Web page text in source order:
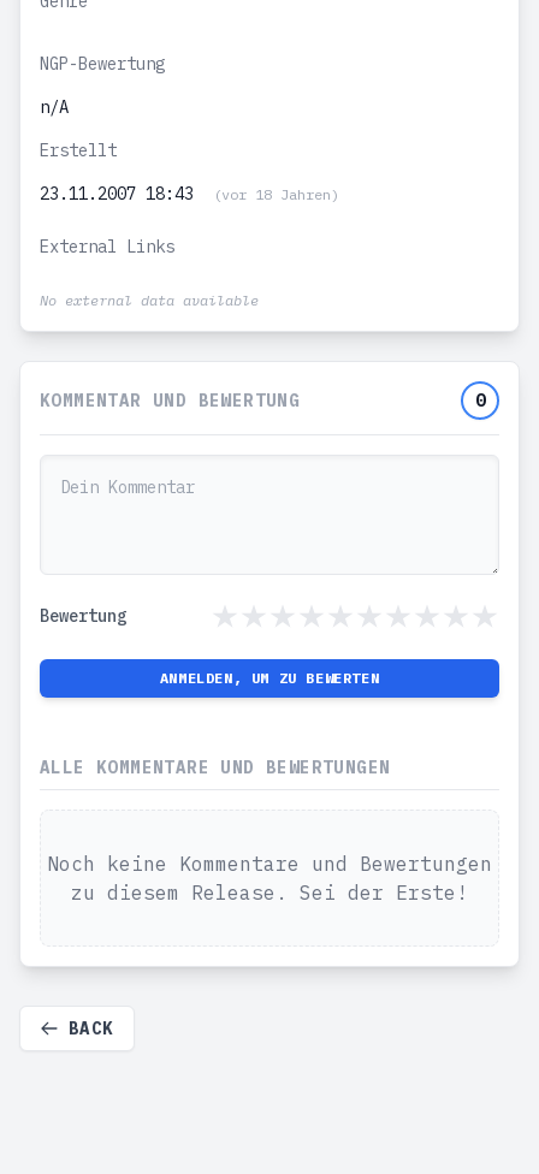
NGP-Bewertung
n/A
Erstellt
23.11.2007 18:43
(vor 18 Jahren)
External Links
No external data available
KOMMENTAR UND BEWERTUNG 0
Bewertung
ANMELDEN, UM ZU BEWERTEN
ALLE KOMMENTARE UND BEWERTUNGEN
Noch keine Kommentare und Bewertungen
zu diesem Release. Sei der Erste!
BACK